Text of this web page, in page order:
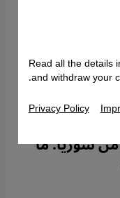
سوريا. ما
Read all the details
and withdraw your
Privacy Policy